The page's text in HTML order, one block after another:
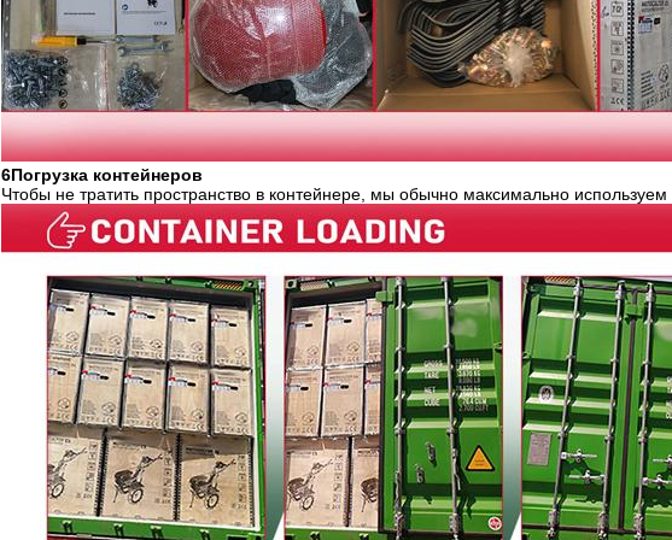
6Погрузка контейнеров
Чтобы не тратить пространство в контейнере, мы обычно максимально используем